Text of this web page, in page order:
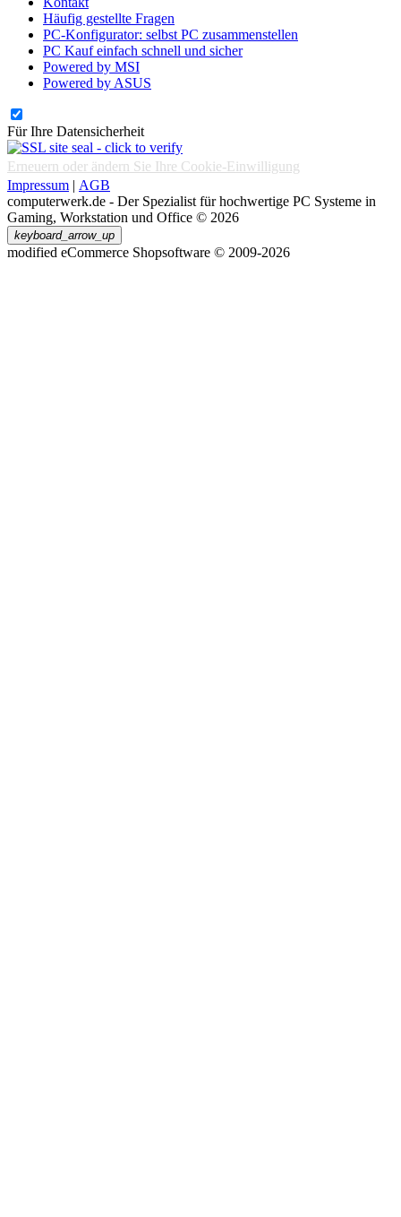
Häufig gestellte Fragen
PC-Konfigurator: selbst PC zusammenstellen
PC Kauf einfach schnell und sicher
Powered by MSI
Powered by ASUS
Für Ihre Datensicherheit
Erneuern oder ändern Sie Ihre Cookie-Einwilligung
Impressum | AGB
computerwerk.de - Der Spezialist für hochwertige PC Systeme in
Gaming, Workstation und Office © 2026
keyboard_arrow_up
modified eCommerce Shopsoftware © 2009-2026